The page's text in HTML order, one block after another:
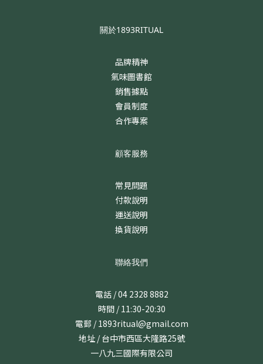
關於1893RITUAL
品牌精神
氣味圖書館
銷售據點
會員制度
合作專案
顧客服務
常見問題
付款說明
運送說明
換貨說明
聯絡我們
電話 / 04 2328 8882
時間 / 11:30-20:30
電郵 / 1893ritual@gmail.com
地址 / 台中市西區大隆路25號
一八九三國際有限公司